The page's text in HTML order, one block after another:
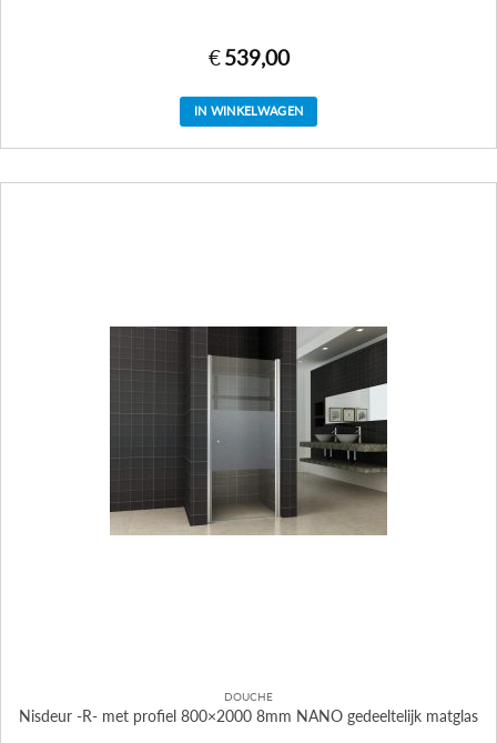
€ 539,00
IN WINKELWAGEN
DOUCHE
Nisdeur -R- met profiel 800×2000 8mm NANO gedeeltelijk matglas